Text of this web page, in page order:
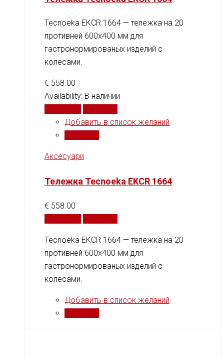
Tecnoeka EKCR 1664 — тележка на 20
противней 600x400 мм для
гастронормированых изделий с
колесами.
€ 558.00
Availability: В наличии
Добавить в список желаний
Аксесуари
Тележка Tecnoeka EKCR 1664
€ 558.00
Tecnoeka EKCR 1664 — тележка на 20
противней 600x400 мм для
гастронормированых изделий с
колесами.
Добавить в список желаний